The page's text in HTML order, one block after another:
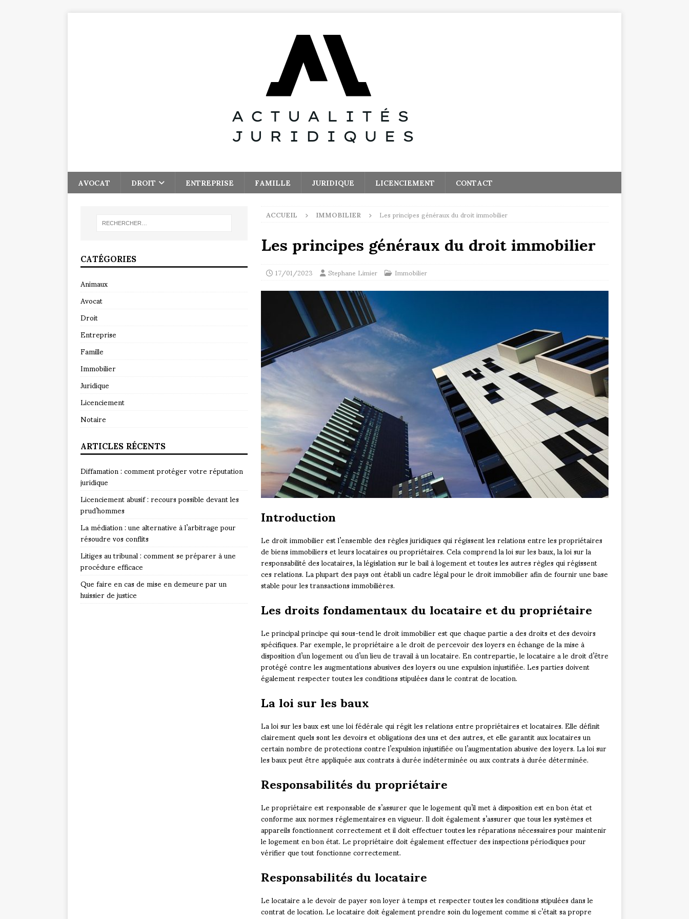
AVOCAT DROIT ENTREPRISE FAMILLE JURIDIQUE LICENCIEMENT CONTACT
ACCUEIL IMMOBILIER Les principes généraux du droit immobilier
Les principes généraux du droit immobilier
17/01/2023 Stephane Limier Immobilier
Introduction
Le droit immobilier est l’ensemble des règles juridiques qui régissent les relations entre les propriétaires
de biens immobiliers et leurs locataires ou propriétaires. Cela comprend la loi sur les baux, la loi sur la
responsabilité des locataires, la législation sur le bail à logement et toutes les autres règles qui régissent
ces relations. La plupart des pays ont établi un cadre légal pour le droit immobilier afin de fournir une base
stable pour les transactions immobilières.
Les droits fondamentaux du locataire et du propriétaire
Le principal principe qui sous-tend le droit immobilier est que chaque partie a des droits et des devoirs
spécifiques. Par exemple, le propriétaire a le droit de percevoir des loyers en échange de la mise à
disposition d’un logement ou d’un lieu de travail à un locataire. En contrepartie, le locataire a le droit d’être
protégé contre les augmentations abusives des loyers ou une expulsion injustifiée. Les parties doivent
également respecter toutes les conditions stipulées dans le contrat de location.
La loi sur les baux
La loi sur les baux est une loi fédérale qui régit les relations entre propriétaires et locataires. Elle définit
clairement quels sont les devoirs et obligations des uns et des autres, et elle garantit aux locataires un
certain nombre de protections contre l’expulsion injustifiée ou l’augmentation abusive des loyers. La loi sur
les baux peut être appliquée aux contrats à durée indéterminée ou aux contrats à durée déterminée.
Responsabilités du propriétaire
Le propriétaire est responsable de s’assurer que le logement qu’il met à disposition est en bon état et
conforme aux normes réglementaires en vigueur. Il doit également s’assurer que tous les systèmes et
appareils fonctionnent correctement et il doit effectuer toutes les réparations nécessaires pour maintenir
le logement en bon état. Le propriétaire doit également effectuer des inspections périodiques pour
vérifier que tout fonctionne correctement.
Responsabilités du locataire
Le locataire a le devoir de payer son loyer à temps et respecter toutes les conditions stipulées dans le
contrat de location. Le locataire doit également prendre soin du logement comme si c’était sa propre
CATÉGORIES
Animaux
Avocat
Droit
Entreprise
Famille
Immobilier
Juridique
Licenciement
Notaire
ARTICLES RÉCENTS
Diffamation : comment protéger votre réputation
juridique
Licenciement abusif : recours possible devant les
prud’hommes
La médiation : une alternative à l’arbitrage pour
résoudre vos conflits
Litiges au tribunal : comment se préparer à une
procédure efficace
Que faire en cas de mise en demeure par un
huissier de justice